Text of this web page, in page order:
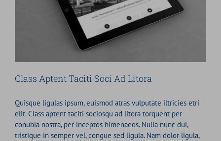
Class Aptent Taciti Soci Ad Litora
Quisque ligulas ipsum, euismod atras vulputate iltricies etri
elit. Class aptent taciti sociosqu ad litora torquent per
conubia nostra, per inceptos himenaeos. Nulla nunc dui,
tristique in semper vel, congue sed ligula. Nam dolor ligula,